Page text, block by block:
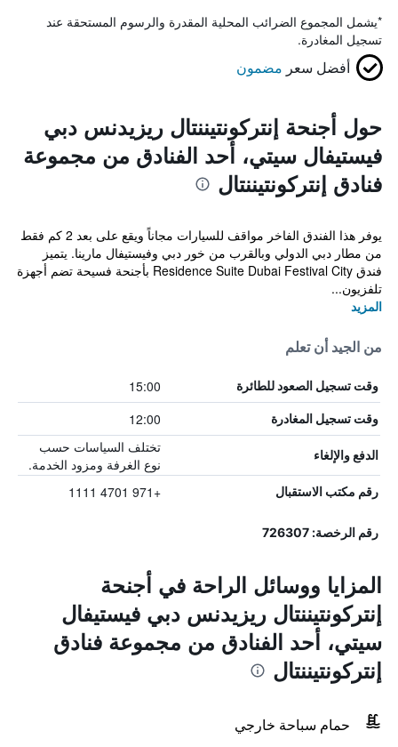
*يشمل المجموع الضرائب المحلية المقدرة والرسوم المستحقة عند
تسجيل المغادرة.
أفضل سعر مضمون
حول أجنحة إنتركونتيننتال ريزيدنس دبي
فيستيفال سيتي، أحد الفنادق من مجموعة
فنادق إنتركونتيننتال
يوفر هذا الفندق الفاخر مواقف للسيارات مجاناً ويقع على بعد 2 كم فقط
من مطار دبي الدولي وبالقرب من خور دبي وفيستيفال مارينا. يتميز
فندق Residence Suite Dubai Festival City بأجنحة فسيحة تضم أجهزة
تلفزيون...
المزيد
من الجيد أن تعلم
وقت تسجيل الصعود للطائرة 15:00
وقت تسجيل المغادرة 12:00
الدفع والإلغاء
تختلف السياسات حسب
نوع الغرفة ومزود الخدمة.
رقم مكتب الاستقبال +971 4701 1111
رقم الرخصة: 726307
المزايا ووسائل الراحة في أجنحة
إنتركونتيننتال ريزيدنس دبي فيستيفال
سيتي، أحد الفنادق من مجموعة فنادق
إنتركونتيننتال
حمام سباحة خارجي